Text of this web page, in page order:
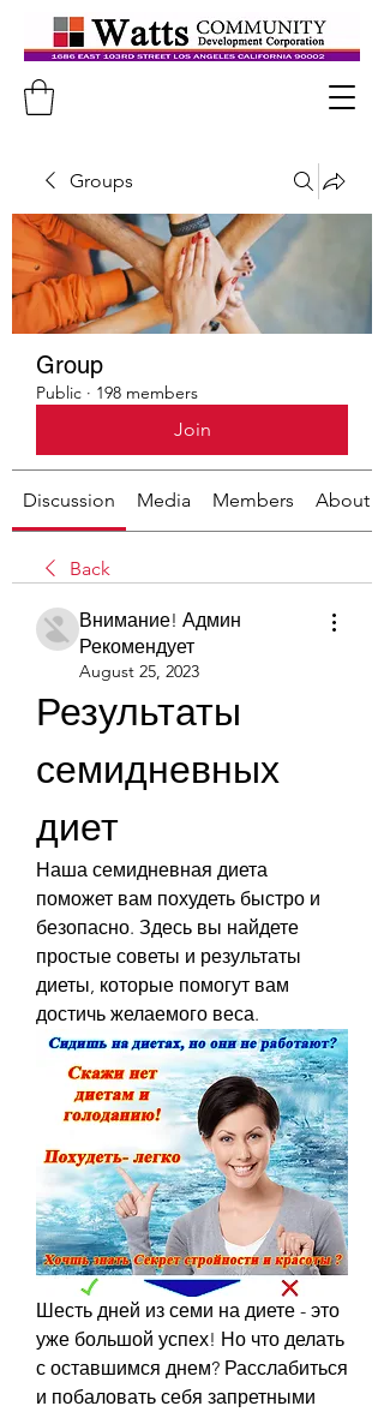
Groups
Group
Public · 198 members
Join
Discussion Media Members About
Back
Внимание! Админ
Рекомендует
August 25, 2023
Результаты
семидневных
диет
Наша семидневная диета
поможет вам похудеть быстро и
безопасно. Здесь вы найдете
простые советы и результаты
диеты, которые помогут вам
достичь желаемого веса.
Шесть дней из семи на диете - это
уже большой успех! Но что делать
с оставшимся днем? Расслабиться
и побаловать себя запретными